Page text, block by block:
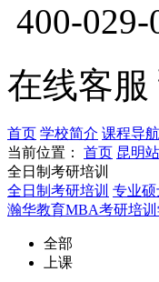
400-029-
在线客服
首页 学校简介 课程导航
当前位置：
首页 昆明站
全日制考研培训
全日制考研培训 专业硕
瀚华教育MBA考研培训
全部
上课